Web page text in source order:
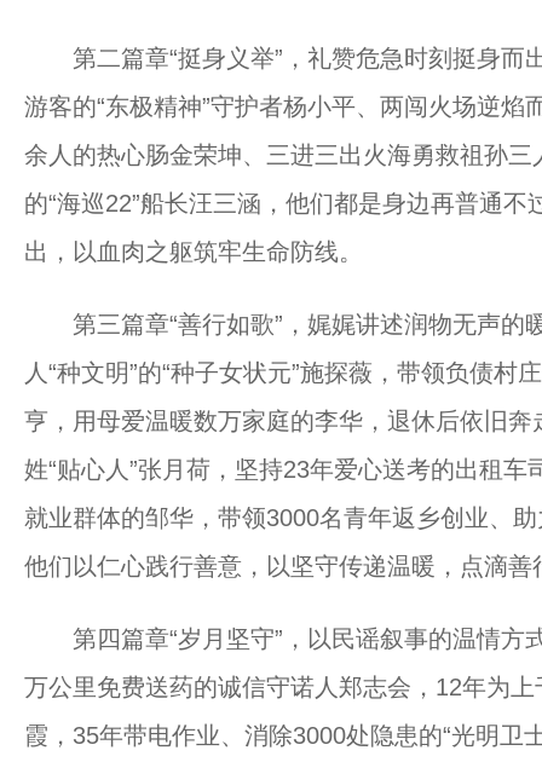
第二篇章“挺身义举”，礼赞危急时刻挺身而
游客的“东极精神”守护者杨小平、两闯火场逆
余人的热心肠金荣坤、三进三出火海勇救祖孙
的“海巡22”船长汪三涵，他们都是身边再普通
出，以血肉之躯筑牢生命防线。
第三篇章“善行如歌”，娓娓讲述润物无声的
人“种文明”的“种子女状元”施探薇，带领负债村
亨，用母爱温暖数万家庭的李华，退休后依旧
姓“贴心人”张月荷，坚持23年爱心送考的出租
就业群体的邹华，带领3000名青年返乡创业、
他们以仁心践行善意，以坚守传递温暖，点滴
第四篇章“岁月坚守”，以民谣叙事的温情方
万公里免费送药的诚信守诺人郑志会，12年为上
霞，35年带电作业、消除3000处隐患的“光明卫